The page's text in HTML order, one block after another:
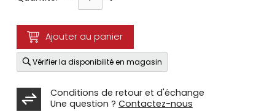
Ajouter au panier
Vérifier la disponibilité en magasin
Conditions de retour et d'échange
Une question ? Contactez-nous